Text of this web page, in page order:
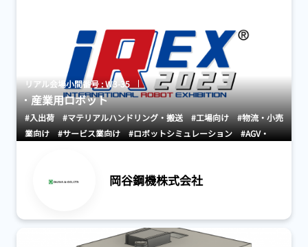
リアル会場小間番号 : W3-35
産業用ロボット
#入出荷 #マテリアルハンドリング・搬送 #工場向け
#物流・小売
業向け
#サービス業向け #ロボットシミュレーション
#AGV・
岡谷鋼機株式会社